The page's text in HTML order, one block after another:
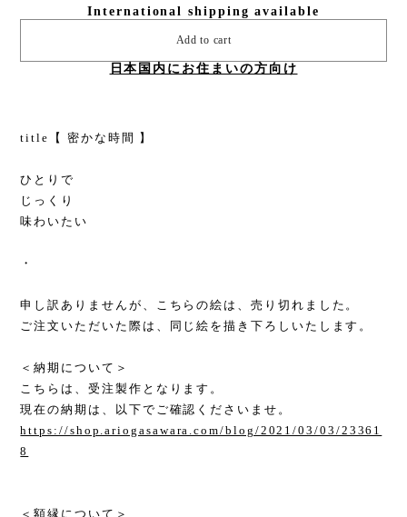
International shipping available
Add to cart
日本国内にお住まいの方向け
title【 密かな時間 】
ひとりで
じっくり
味わいたい
・
申し訳ありませんが、こちらの絵は、売り切れました。
ご注文いただいた際は、同じ絵を描き下ろしいたします。
＜納期について＞
こちらは、受注製作となります。
現在の納期は、以下でご確認くださいませ。
https://shop.ariogasawara.com/blog/2021/03/03/23361
8
＜額縁について＞